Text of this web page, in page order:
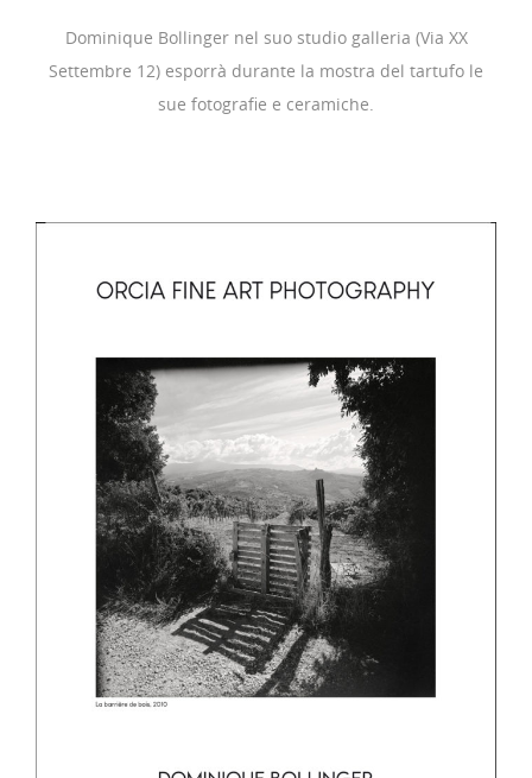
Dominique Bollinger nel suo studio galleria (Via XX
Settembre 12) esporrà durante la mostra del tartufo le
sue fotografie e ceramiche.